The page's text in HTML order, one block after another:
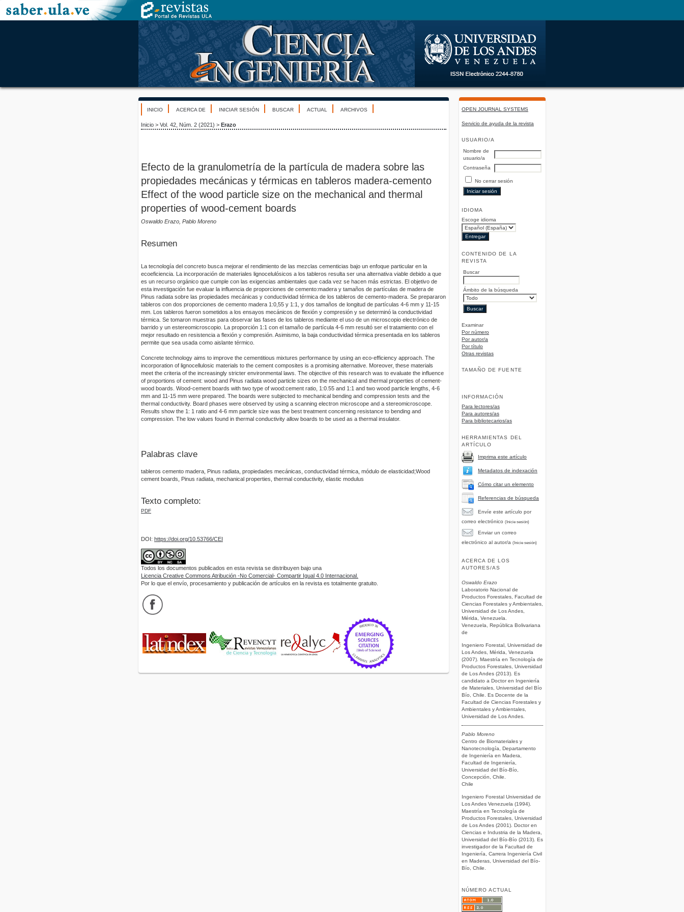
OPEN JOURNAL SYSTEMS
Servicio de ayuda de la revista
USUARIO/A
Nombre de
usuario/a
Contraseña
No cerrar sesión
IDIOMA
Escoge idioma
CONTENIDO DE LA
REVISTA
Buscar
Ámbito de la búsqueda
Examinar
Por número
Por autor/a
Por título
Otras revistas
TAMAÑO DE FUENTE
INFORMACIÓN
Para lectores/as
Para autores/as
Para bibliotecarios/as
HERRAMIENTAS DEL
ARTÍCULO
Imprima este artículo
Metadatos de indexación
Cómo citar un elemento
Referencias de búsqueda
Envíe este artículo por
correo electrónico (Inicie sesión)
Enviar un correo
electrónico al autor/a (Inicie sesión)
ACERCA DE LOS
AUTORES/AS
Oswaldo Erazo
Laboratorio Nacional de
Productos Forestales, Facultad de
Ciencias Forestales y Ambientales,
Universidad de Los Andes,
Mérida, Venezuela.
Venezuela, República Bolivariana
de
Ingeniero Forestal, Universidad de
Los Andes, Mérida, Venezuela
(2007). Maestría en Tecnología de
Productos Forestales, Universidad
de Los Andes (2013). Es
candidato a Doctor en Ingeniería
de Materiales, Universidad del Bío
Bío, Chile. Es Docente de la
Facultad de Ciencias Forestales y
Ambientales y Ambientales,
Universidad de Los Andes.
Pablo Moreno
Centro de Biomateriales y
Nanotecnología, Departamento
de Ingeniería en Madera,
Facultad de Ingeniería,
Universidad del Bío-Bío,
Concepción, Chile.
Chile
Ingeniero Forestal Universidad de
Los Andes Venezuela (1994).
Maestría en Tecnología de
Productos Forestales, Universidad
de Los Andes (2001). Doctor en
Ciencias e Industria de la Madera,
Universidad del Bío-Bío (2013). Es
investigador de la Facultad de
Ingeniería, Carrera Ingeniería Civil
en Maderas, Universidad del Bío-
Bío, Chile.
NÚMERO ACTUAL
INICIO ACERCA DE INICIAR SESIÓN BUSCAR ACTUAL ARCHIVOS
Inicio > Vol. 42, Núm. 2 (2021) > Erazo
Efecto de la granulometría de la partícula de madera sobre las
propiedades mecánicas y térmicas en tableros madera-cemento
Effect of the wood particle size on the mechanical and thermal
properties of wood-cement boards
Oswaldo Erazo, Pablo Moreno
Resumen
La tecnología del concreto busca mejorar el rendimiento de las mezclas cementicias bajo un enfoque particular en la
ecoeficiencia. La incorporación de materiales lignocelulósicos a los tableros resulta ser una alternativa viable debido a que
es un recurso orgánico que cumple con las exigencias ambientales que cada vez se hacen más estrictas. El objetivo de
esta investigación fue evaluar la influencia de proporciones de cemento:madera y tamaños de partículas de madera de
Pinus radiata sobre las propiedades mecánicas y conductividad térmica de los tableros de cemento-madera. Se prepararon
tableros con dos proporciones de cemento madera 1:0,55 y 1:1, y dos tamaños de longitud de partículas 4-6 mm y 11-15
mm. Los tableros fueron sometidos a los ensayos mecánicos de flexión y compresión y se determinó la conductividad
térmica. Se tomaron muestras para observar las fases de los tableros mediante el uso de un microscopio electrónico de
barrido y un estereomicroscopio. La proporción 1:1 con el tamaño de partícula 4-6 mm resultó ser el tratamiento con el
mejor resultado en resistencia a flexión y compresión. Asimismo, la baja conductividad térmica presentada en los tableros
permite que sea usada como aislante térmico.
Concrete technology aims to improve the cementitious mixtures performance by using an eco-efficiency approach. The
incorporation of lignocellulosic materials to the cement composites is a promising alternative. Moreover, these materials
meet the criteria of the increasingly stricter environmental laws. The objective of this research was to evaluate the influence
of proportions of cement: wood and Pinus radiata wood particle sizes on the mechanical and thermal properties of cement-
wood boards. Wood-cement boards with two type of wood:cement ratio, 1:0.55 and 1:1 and two wood particle lengths, 4-6
mm and 11-15 mm were prepared. The boards were subjected to mechanical bending and compression tests and the
thermal conductivity. Board phases were observed by using a scanning electron microscope and a stereomicroscope.
Results show the 1: 1 ratio and 4-6 mm particle size was the best treatment concerning resistance to bending and
compression. The low values found in thermal conductivity allow boards to be used as a thermal insulator.
Palabras clave
tableros cemento madera, Pinus radiata, propiedades mecánicas, conductividad térmica, módulo de elasticidad;Wood
cement boards, Pinus radiata, mechanical properties, thermal conductivity, elastic modulus
Texto completo:
PDF
DOI: https://doi.org/10.53766/CEI
Todos los documentos publicados en esta revista se distribuyen bajo una
Licencia Creative Commons Atribución -No Comercial- Compartir Igual 4.0 Internacional.
Por lo que el envío, procesamiento y publicación de artículos en la revista es totalmente gratuito.